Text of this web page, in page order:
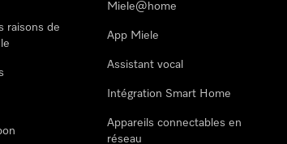
raisons de
Miele@home
App Miele
Assistant vocal
Intégration Smart Home
Appareils connectables en
réseau